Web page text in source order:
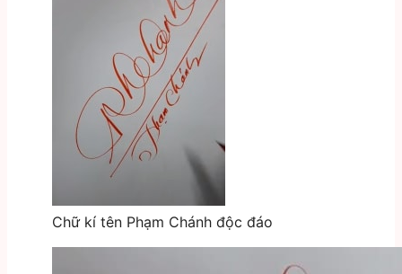
Chữ kí tên Phạm Chánh độc đáo